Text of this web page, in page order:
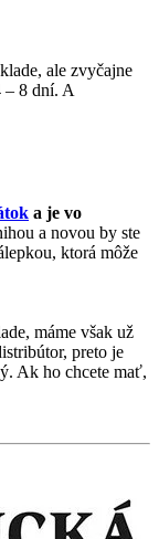
ale zvyčajne
– 8 dní. A
a je vo
a novou by ste
ktorá môže
máme však už
preto je
Ak ho chcete mať,